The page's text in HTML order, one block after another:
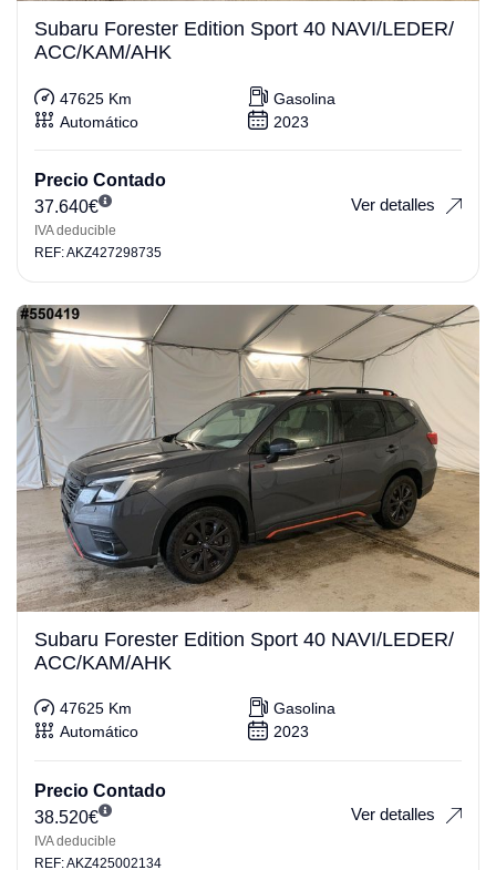
Subaru Forester Edition Sport 40 NAVI/LEDER/
ACC/KAM/AHK
47625 Km
Gasolina
Automático
2023
Precio Contado
37.640€
IVA deducible
Ver detalles
REF: AKZ427298735
Subaru Forester Edition Sport 40 NAVI/LEDER/
ACC/KAM/AHK
47625 Km
Gasolina
Automático
2023
Precio Contado
38.520€
IVA deducible
Ver detalles
REF: AKZ425002134